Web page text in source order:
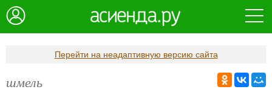
Перейти на неадаптивную версию сайта
шмель